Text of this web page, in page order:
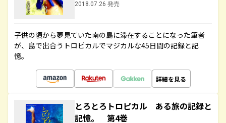
2018.07.26 発売
子供の頃から夢見ていた南の島に滞在することになった筆者
が、島で出合うトロピカルでマジカルな45日間の記録と記
憶。
詳細を見る
とろとろトロピカル ある旅の記録と
記憶。 第4巻